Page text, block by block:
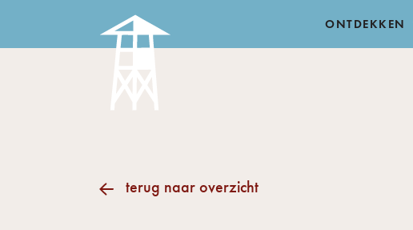
ONTDEKKEN
terug naar overzicht